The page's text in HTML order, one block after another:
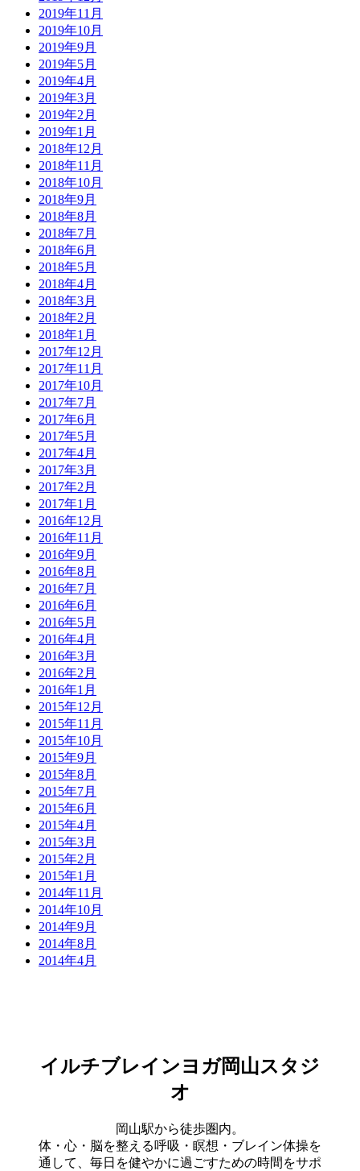
2019年11月
2019年10月
2019年9月
2019年5月
2019年4月
2019年3月
2019年2月
2019年1月
2018年12月
2018年11月
2018年10月
2018年9月
2018年8月
2018年7月
2018年6月
2018年5月
2018年4月
2018年3月
2018年2月
2018年1月
2017年12月
2017年11月
2017年10月
2017年7月
2017年6月
2017年5月
2017年4月
2017年3月
2017年2月
2017年1月
2016年12月
2016年11月
2016年9月
2016年8月
2016年7月
2016年6月
2016年5月
2016年4月
2016年3月
2016年2月
2016年1月
2015年12月
2015年11月
2015年10月
2015年9月
2015年8月
2015年7月
2015年6月
2015年4月
2015年3月
2015年2月
2015年1月
2014年11月
2014年10月
2014年9月
2014年8月
2014年4月
イルチブレインヨガ岡山スタジ
オ
岡山駅から徒歩圏内。
体・心・脳を整える呼吸・瞑想・ブレイン体操を
通して、毎日を健やかに過ごすための時間をサポ